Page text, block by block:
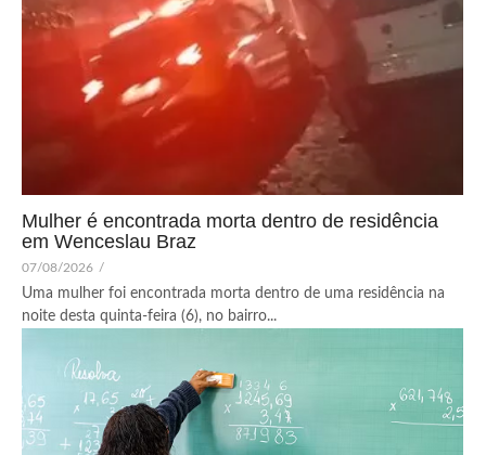
Mulher é encontrada morta dentro de residência
em Wenceslau Braz
07/08/2026 /
Uma mulher foi encontrada morta dentro de uma residência na
noite desta quinta-feira (6), no bairro...